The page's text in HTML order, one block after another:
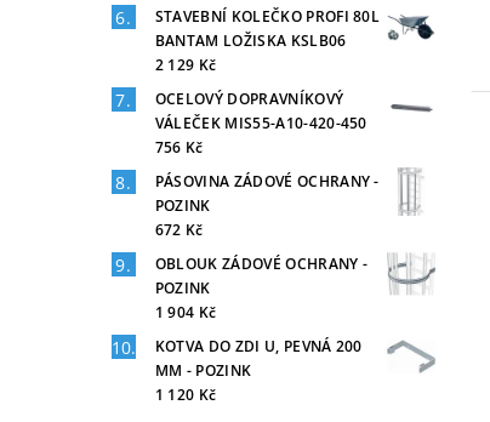
STAVEBNÍ KOLEČKO PROFI 80L
BANTAM LOŽISKA KSLB06
2 129 Kč
OCELOVÝ DOPRAVNÍKOVÝ
VÁLEČEK MIS55-A10-420-450
756 Kč
PÁSOVINA ZÁDOVÉ OCHRANY -
POZINK
672 Kč
OBLOUK ZÁDOVÉ OCHRANY -
POZINK
1 904 Kč
KOTVA DO ZDI U, PEVNÁ 200
MM - POZINK
1 120 Kč